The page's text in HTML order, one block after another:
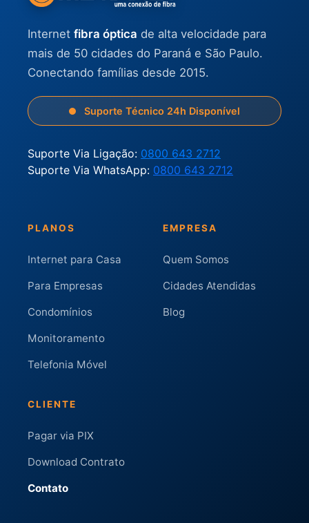
Internet fibra óptica de alta velocidade para
mais de 50 cidades do Paraná e São Paulo.
Conectando famílias desde 2015.
Suporte Técnico 24h Disponível
Suporte Via Ligação: 0800 643 2712
Suporte Via WhatsApp: 0800 643 2712
PLANOS
Internet para Casa
Para Empresas
Condomínios
Monitoramento
Telefonia Móvel
EMPRESA
Quem Somos
Cidades Atendidas
Blog
CLIENTE
Pagar via PIX
Download Contrato
Contato